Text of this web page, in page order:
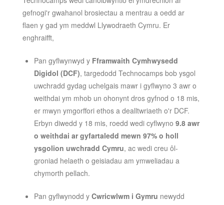
gefnogi'r gwahanol brosiectau a mentrau a oedd ar
flaen y gad ym meddwl Llywodraeth Cymru. Er
enghraifft,
Pan gyflwynwyd y Fframwaith Cymhwysedd
Digidol (DCF), targedodd Technocamps bob ysgol
uwchradd gydag uchelgais mawr i gyflwyno 3 awr o
weithdai ym mhob un ohonynt dros gyfnod o 18 mis,
er mwyn ymgorffori ethos a dealltwriaeth o'r DCF.
Erbyn diwedd y 18 mis, roedd wedi cyflwyno 9.8 awr
o weithdai ar gyfartaledd mewn 97% o holl
ysgolion uwchradd Cymru, ac wedi creu ôl-
groniad helaeth o geisiadau am ymweliadau a
chymorth pellach.
Pan gyflwynodd y Cwricwlwm i Gymru newydd